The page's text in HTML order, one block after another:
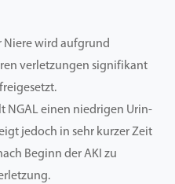
Niere wird aufgrund
verletzungen signifikant
NGAL einen niedrigen Urin-
jedoch in sehr kurzer Zeit
Beginn der AKI zu